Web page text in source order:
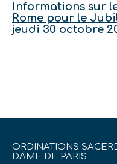
Informations sur
Rome pour le
jeudi 30 octobre
ORDINATIONS
DAME DE PARIS